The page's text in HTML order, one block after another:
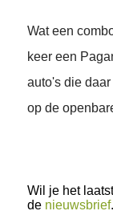
Wat een
keer een
auto's die
op de
Wil je het
de nieuwsbrief.